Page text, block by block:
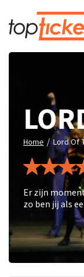
Home / Lord Of
Er zijn
zo ben jij als